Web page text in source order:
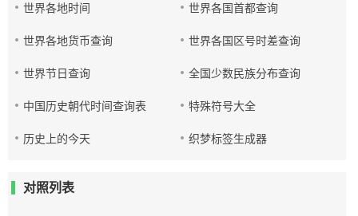
世界各地时间 世界各国首都查询
世界各地货币查询 世界各国区号时差查询
世界节日查询 全国少数民族分布查询
中国历史朝代时间查询表 特殊符号大全
历史上的今天 织梦标签生成器
对照列表